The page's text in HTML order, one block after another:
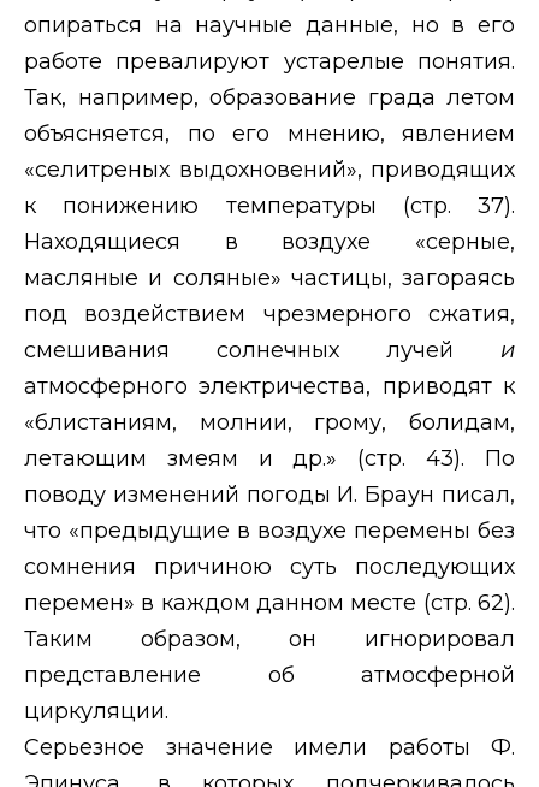
опираться на научные данные, но в его
работе превалируют устарелые понятия.
Так, например, образование града летом
объясняется, по его мнению, явлением
«селитреных выдохновений», приводящих
к понижению температуры (стр. 37).
Находящиеся в воздухе «серные,
масляные и соляные» частицы, загораясь
под воздействием чрезмерного сжатия,
смешивания солнечных лучей и
атмосферного электричества, приводят к
«блистаниям, молнии, грому, болидам,
летающим змеям и др.» (стр. 43). По
поводу изменений погоды И. Браун писал,
что «предыдущие в воздухе перемены без
сомнения причиною суть последующих
перемен» в каждом данном месте (стр. 62).
Таким образом, он игнорировал
представление об атмосферной
циркуляции.
Серьезное значение имели работы Ф.